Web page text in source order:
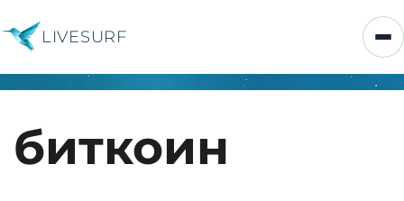
LIVESURF
биткоин